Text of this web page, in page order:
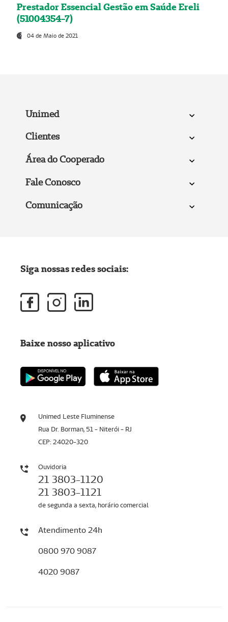
Prestador Essencial Gestão em Saúde Ereli
(51004354-7)
04 de Maio de 2021
Unimed
Clientes
Área do Cooperado
Fale Conosco
Comunicação
Unimed Leste Fluminense
Rua Dr. Borman, 51 - Niterói - RJ
CEP: 24020-320
Ouvidoria
21 3803-1120
21 3803-1121
de segunda a sexta, horário comercial
Atendimento 24h
0800 970 9087
4020 9087
Siga nossas redes sociais:
Baixe nosso aplicativo